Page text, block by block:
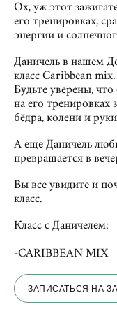
Ох, уж этот
его тренировках,
энергии и
Даничель в нашем
класс Caribbean mix.
Будьте уверены,
на его тренировках
бёдра, колени и
А ещё Даничель
превращается в
Вы все увидите и
класс.
Класс с Даничелем:
-CARIBBEAN MIX
ЗАПИСАТЬСЯ НА